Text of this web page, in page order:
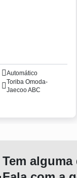
Automático
Toriba Omoda-
Jaecoo ABC
Tem